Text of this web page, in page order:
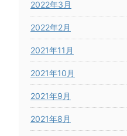
2022年3月
2022年2月
2021年11月
2021年10月
2021年9月
2021年8月